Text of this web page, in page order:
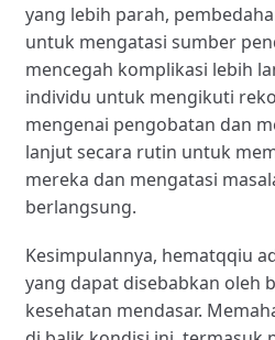
yang lebih parah,
untuk mengatasi sumber
mencegah komplikasi lebih
individu untuk mengikuti
mengenai pengobatan dan
lanjut secara rutin untuk
mereka dan mengatasi
berlangsung.
Kesimpulannya, hematqqiu
yang dapat disebabkan oleh
kesehatan mendasar.